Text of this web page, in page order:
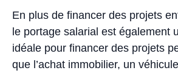
En plus de financer des projets
le portage salarial est également
idéale pour financer des projets
que l’achat immobilier, un